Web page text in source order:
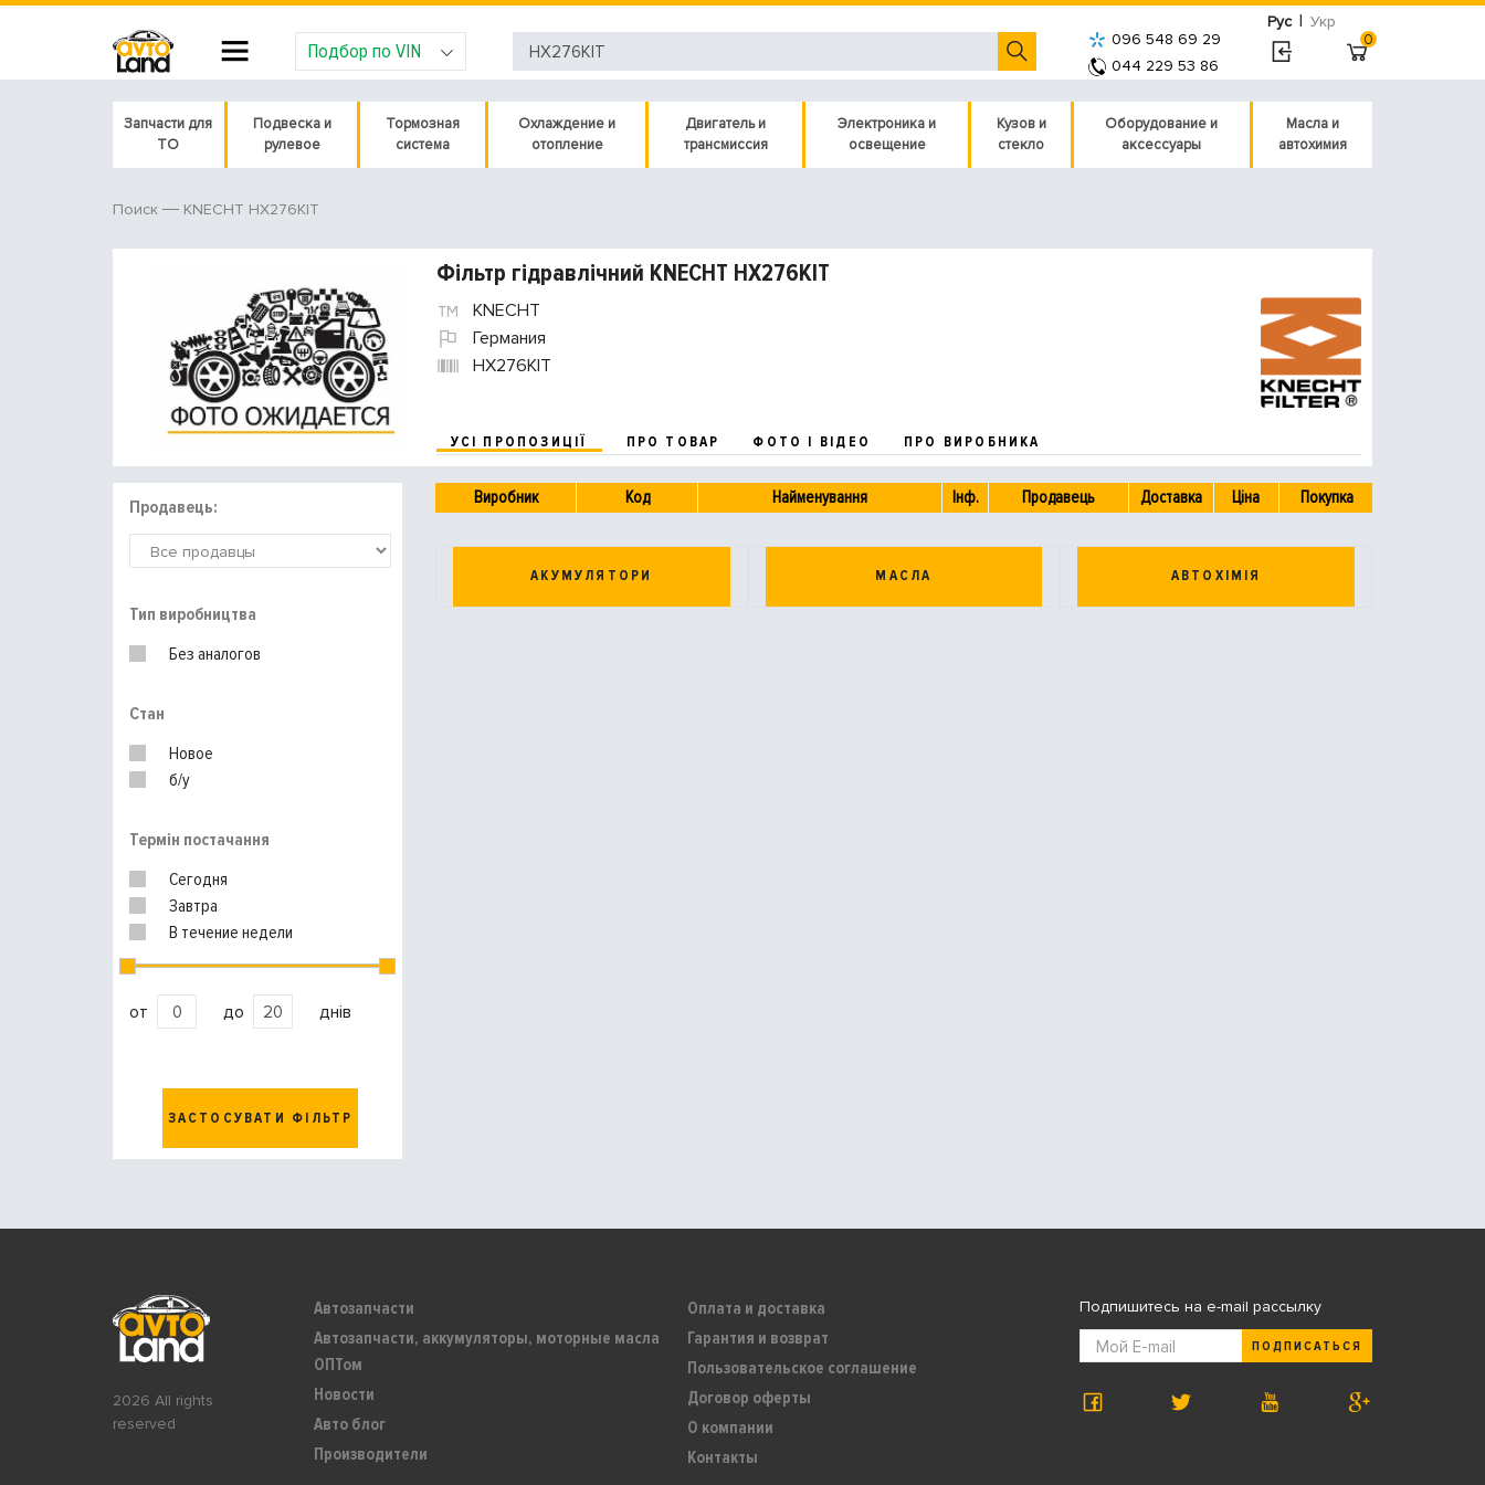
Рус | Укр
Подбор по VIN
096 548 69 29
044 229 53 86
0
Запчасти для
ТО
Подвеска и
рулевое
Тормозная
система
Охлаждение и
отопление
Двигатель и
трансмиссия
Электроника и
освещение
Кузов и
стекло
Оборудование и
аксессуары
Масла и
автохимия
Поиск KNECHT HX276KIT
Фільтр гідравлічний KNECHT HX276KIT
KNECHT
Германия
HX276KIT
УСІ ПРОПОЗИЦІЇ ПРО ТОВАР ФОТО І ВІДЕО ПРО ВИРОБНИКА
Продавець:
Тип виробництва
Без аналогов
Стан
Новое
б/у
Термін постачання
Сегодня
Завтра
В течение недели
от до днів
ЗАСТОСУВАТИ ФІЛЬТР
Виробник Код Найменування Інф. Продавець Доставка Ціна Покупка
АКУМУЛЯТОРИ МАСЛА АВТОХІМІЯ
2026 All rights
reserved
Автозапчасти
Автозапчасти, аккумуляторы, моторные масла
ОПТом
Новости
Авто блог
Производители
Оплата и доставка
Гарантия и возврат
Пользовательское соглашение
Договор оферты
О компании
Контакты
Подпишитесь на e-mail рассылку
ПОДПИСАТЬСЯ